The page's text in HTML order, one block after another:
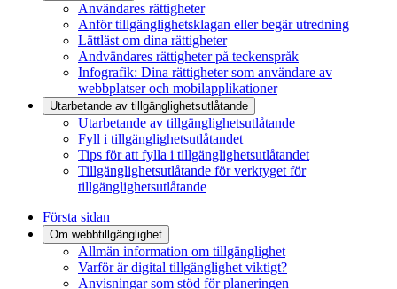
Användares rättigheter
Anför tillgänglighetsklagan eller begär utredning
Lättläst om dina rättigheter
Andvändares rättigheter på teckenspråk
Infografik: Dina rättigheter som användare av
webbplatser och mobilapplikationer
Utarbetande av tillgänglighets­utlåtande
Utarbetande av tillgänglighetsutlåtande
Fyll i tillgänglighetsutlåtandet
Tips för att fylla i tillgänglighetsutlåtandet
Tillgänglighetsutlåtande för verktyget för
tillgänglighetsutlåtande
Första sidan
Om webbtillgänglighet
Allmän information om tillgänglighet
Varför är digital tillgänglighet viktigt?
Anvisningar som stöd för planeringen